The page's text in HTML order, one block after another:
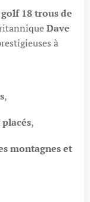
18 trous de
Dave
à
,
,
montagnes et